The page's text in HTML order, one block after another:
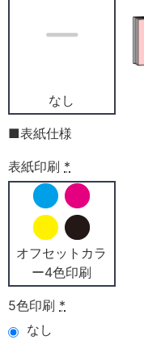
なし
■表紙仕様
表紙印刷 *
オフセットカラ
ー4色印刷
5色印刷 *
なし